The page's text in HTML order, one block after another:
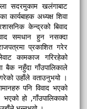
सदरमुकाम खलंगाबाट
कार्यबाहक अध्यक्ष शिवा
केन्द्रको बिवाद
समधान हुन नसक्दा
प्रकाशित गरेर
कामकाज गरिरहेको
बैक नहुँदा गाँउपालिकाले
उहाँले वताउनुभयो ।
पनि विवाद भएको
हो ,गाँउपालिकाको